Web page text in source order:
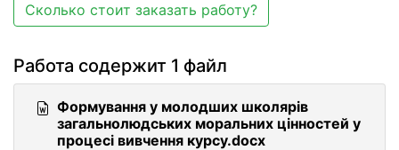
Сколько стоит заказать работу?
Работа содержит 1 файл
Формування у молодших школярів
загальнолюдських моральних цінностей у
процесі вивчення курсу.docx